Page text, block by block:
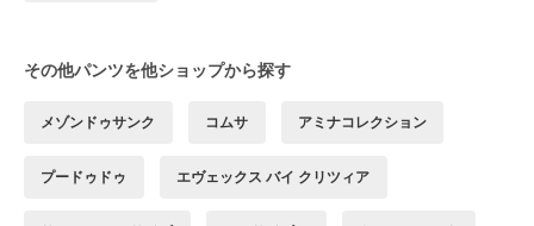
その他パンツを他ショップから探す
メゾンドゥサンク コムサ アミナコレクション
プードゥドゥ エヴェックス バイ クリツィア